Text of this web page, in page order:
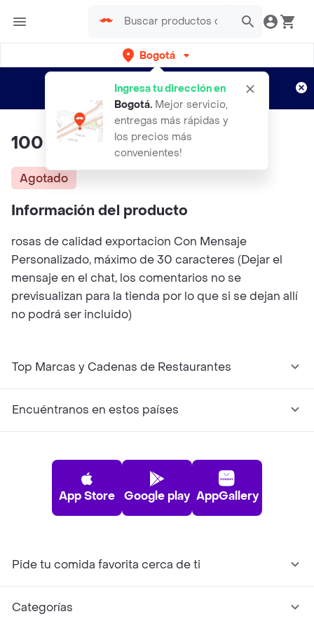
Bogotá
Ingresa tu dirección en
Bogotá. Mejor servicio,
entregas más rápidas y
los precios más
convenientes!
envíos gratis por semanas
Aplican TyC
100 Rosas Amarillas
Agotado
Información del producto
rosas de calidad exportacion Con Mensaje
Personalizado, máximo de 30 caracteres (Dejar el
mensaje en el chat, los comentarios no se
previsualizan para la tienda por lo que si se dejan allí
no podrá ser incluido)
Top Marcas y Cadenas de Restaurantes
Encuéntranos en estos países
App Store Google play AppGallery
Pide tu comida favorita cerca de ti
Categorías